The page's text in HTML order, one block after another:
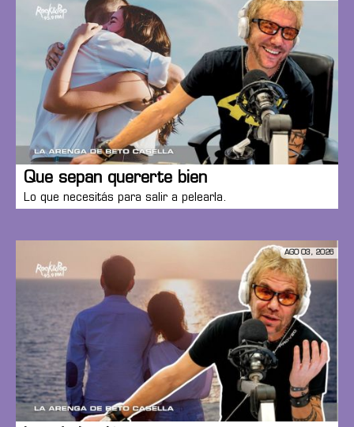
Que sepan quererte bien
Lo que necesitás para salir a pelearla.
AGO 03, 2026